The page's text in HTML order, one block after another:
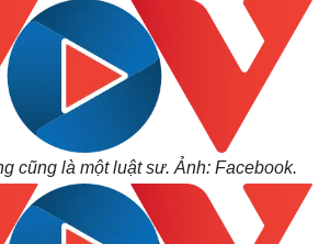
cũng là một luật sư. Ảnh: Facebook.